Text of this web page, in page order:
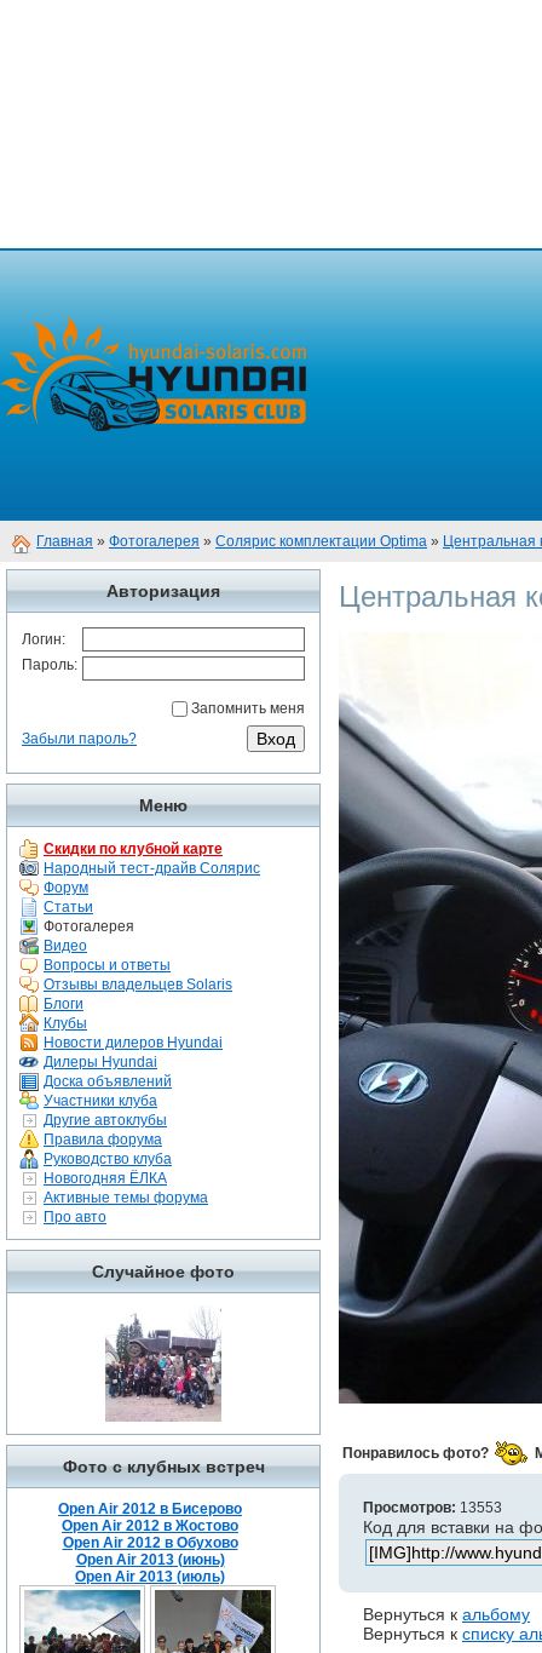
Главная » Фотогалерея » Солярис комплектации Optima » Центральная
Авторизация
Логин:
Пароль:
Запомнить меня
Забыли пароль?
Меню
Скидки по клубной карте
Народный тест-драйв Солярис
Форум
Статьи
Фотогалерея
Видео
Вопросы и ответы
Отзывы владельцев Solaris
Блоги
Клубы
Новости дилеров Hyundai
Дилеры Hyundai
Доска объявлений
Участники клуба
Другие автоклубы
Правила форума
Руководство клуба
Новогодняя ЁЛКА
Активные темы форума
Про авто
Случайное фото
Фото с клубных встреч
Open Air 2012 в Бисерово
Open Air 2012 в Жостово
Open Air 2012 в Обухово
Open Air 2013 (июнь)
Open Air 2013 (июль)
Центральная
Понравилось фото?
Просмотров: 13553
Код для вставки на
Вернуться к альбому
Вернуться к списку